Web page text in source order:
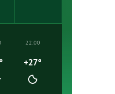
22:00
+27°